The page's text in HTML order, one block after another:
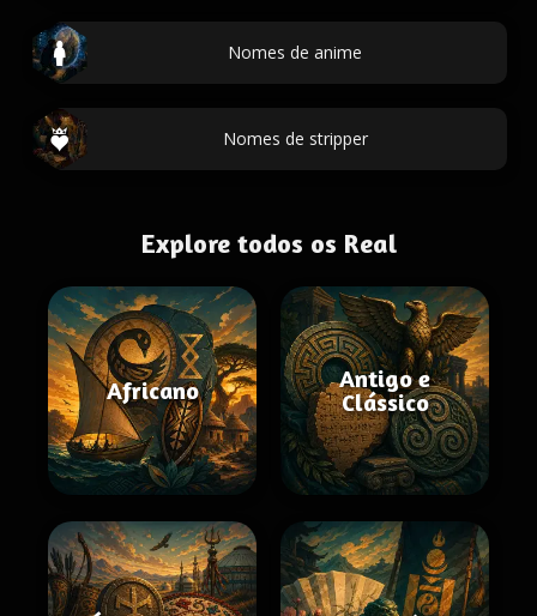
Nomes de anime
Nomes de stripper
Explore todos os Real
Africano
Antigo e
Clássico